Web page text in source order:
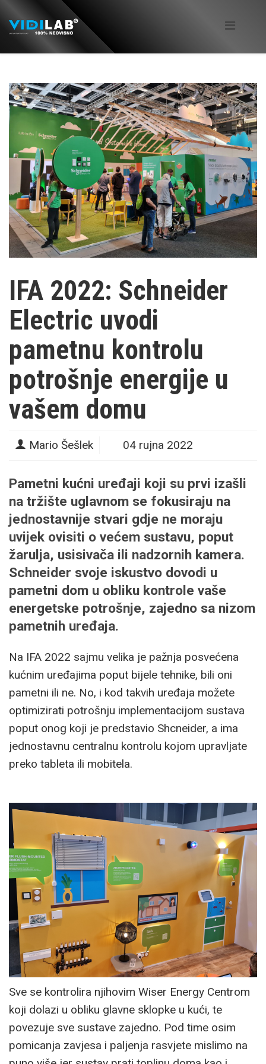
IFA 2022: Schneider
Electric uvodi
pametnu kontrolu
potrošnje energije u
vašem domu
Mario Šešlek 04 rujna 2022
Pametni kućni uređaji koji su prvi izašli
na tržište uglavnom se fokusiraju na
jednostavnije stvari gdje ne moraju
uvijek ovisiti o većem sustavu, poput
žarulja, usisivača ili nadzornih kamera.
Schneider svoje iskustvo dovodi u
pametni dom u obliku kontrole vaše
energetske potrošnje, zajedno sa nizom
pametnih uređaja.
Na IFA 2022 sajmu velika je pažnja posvećena
kućnim uređajima poput bijele tehnike, bili oni
pametni ili ne. No, i kod takvih uređaja možete
optimizirati potrošnju implementacijom sustava
poput onog koji je predstavio Shcneider, a ima
jednostavnu centralnu kontrolu kojom upravljate
preko tableta ili mobitela.
Sve se kontrolira njihovim Wiser Energy Centrom
koji dolazi u obliku glavne sklopke u kući, te
povezuje sve sustave zajedno. Pod time osim
pomicanja zavjesa i paljenja rasvjete mislimo na